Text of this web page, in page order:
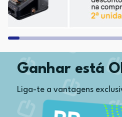
Ganhar está
Liga-te a vantagens